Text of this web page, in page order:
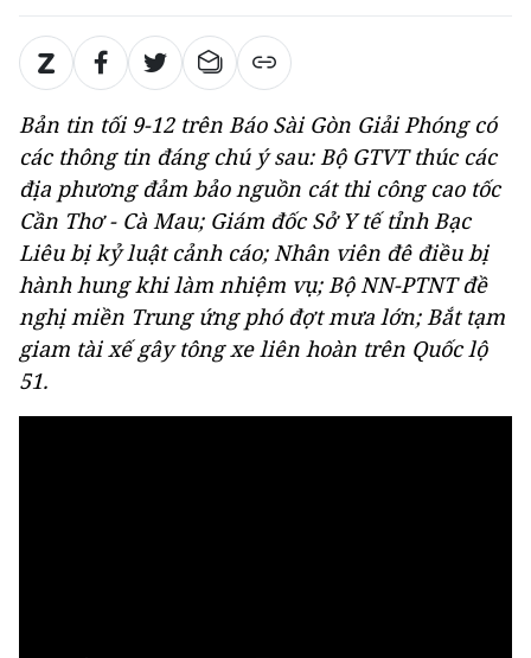
Bản tin tối 9-12 trên Báo Sài Gòn Giải Phóng có
các thông tin đáng chú ý sau: Bộ GTVT thúc các
địa phương đảm bảo nguồn cát thi công cao tốc
Cần Thơ - Cà Mau; Giám đốc Sở Y tế tỉnh Bạc
Liêu bị kỷ luật cảnh cáo; Nhân viên đê điều bị
hành hung khi làm nhiệm vụ; Bộ NN-PTNT đề
nghị miền Trung ứng phó đợt mưa lớn; Bắt tạm
giam tài xế gây tông xe liên hoàn trên Quốc lộ
51.